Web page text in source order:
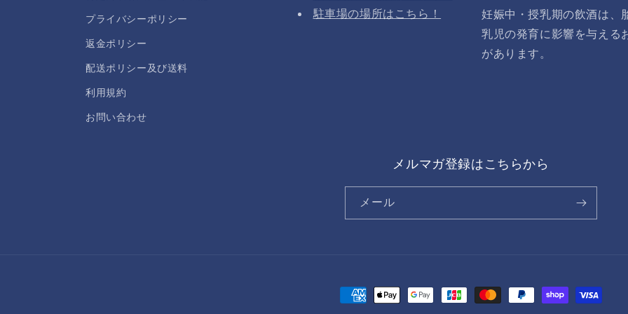
プライバシーポリシー
返金ポリシー
配送ポリシー及び送料
利用規約
お問い合わせ
駐車場の場所はこちら！
妊娠中・授乳期の飲酒は、
乳児の発育に影響を与える
があります。
メルマガ登録はこちらから
メール